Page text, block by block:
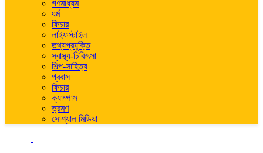
গণমাধ্যম
ধর্ম
ফিচার
লাইফস্টাইল
তথ্যপ্রযুক্তি
স্বাস্থ্য-চিকিৎসা
শিল্প-সাহিত্য
প্রবাস
ফিচার
ক্যাম্পাস
ভ্রমণ
সোশ্যাল মিডিয়া